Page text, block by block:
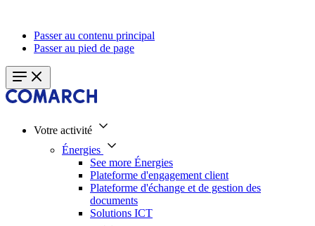
Passer au contenu principal
Passer au pied de page
Votre activité
Énergies
See more Énergies
Plateforme d'engagement client
Plateforme d'échange et de gestion des
documents
Solutions ICT